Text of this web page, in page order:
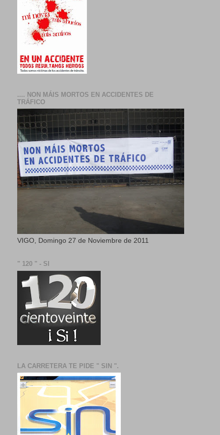
.... NON MÁIS MORTOS EN ACCIDENTES DE
TRÁFICO
VIGO, Domingo 27 de Noviembre de 2011
" 120 " - SI
LA CARRETERA TE PIDE " SIN ".